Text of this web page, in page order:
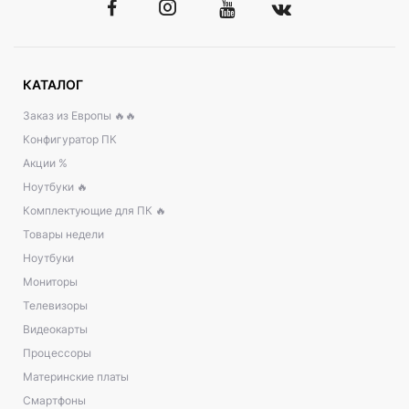
КАТАЛОГ
Заказ из Европы 🔥🔥
Конфигуратор ПК
Акции %
Ноутбуки 🔥
Комплектующие для ПК 🔥
Товары недели
Ноутбуки
Мониторы
Телевизоры
Видеокарты
Процессоры
Материнские платы
Смартфоны